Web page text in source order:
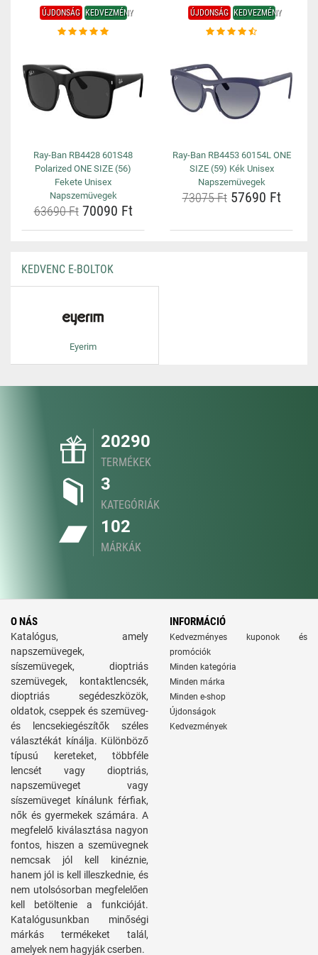
ÚJDONSÁG KEDVEZMÉNY
Ray-Ban RB4428 601S48
Polarized ONE SIZE (56)
Fekete Unisex
Napszemüvegek
63690 Ft70090 Ft
ÚJDONSÁG KEDVEZMÉNY
Ray-Ban RB4453 60154L ONE
SIZE (59) Kék Unisex
Napszemüvegek
73075 Ft57690 Ft
KEDVENC E-BOLTOK
Eyerim
20290
TERMÉKEK
3
KATEGÓRIÁK
102
MÁRKÁK
O NÁS
Katalógus, amely
napszemüvegek,
síszemüvegek, dioptriás
szemüvegek, kontaktlencsék,
dioptriás segédeszközök,
oldatok, cseppek és szemüveg-
és lencsekiegészítők széles
választékát kínálja. Különböző
típusú kereteket, többféle
lencsét vagy dioptriás,
napszemüveget vagy
síszemüveget kínálunk férfiak,
nők és gyermekek számára. A
megfelelő kiválasztása nagyon
fontos, hiszen a szemüvegnek
nemcsak jól kell kinéznie,
hanem jól is kell illeszkednie, és
nem utolsósorban megfelelően
kell betöltenie a funkcióját.
Katalógusunkban minőségi
márkás termékeket talál,
amelyek nem hagyják cserben.
INFORMÁCIÓ
Kedvezményes kuponok és
promóciók
Minden kategória
Minden márka
Minden e-shop
Újdonságok
Kedvezmények